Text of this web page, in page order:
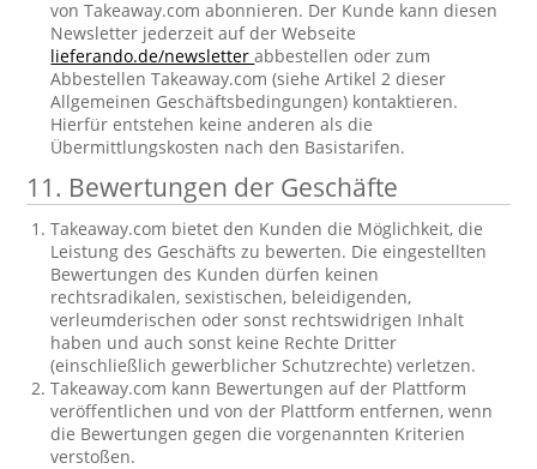
von Takeaway.com abonnieren. Der Kunde kann diesen
Newsletter jederzeit auf der Webseite
lieferando.de/newsletterabbestellen oder zum
Abbestellen Takeaway.com (siehe Artikel 2 dieser
Allgemeinen Geschäftsbedingungen) kontaktieren.
Hierfür entstehen keine anderen als die
Übermittlungskosten nach den Basistarifen.
11. Bewertungen der Geschäfte
Takeaway.com bietet den Kunden die Möglichkeit, die
Leistung des Geschäfts zu bewerten. Die eingestellten
Bewertungen des Kunden dürfen keinen
rechtsradikalen, sexistischen, beleidigenden,
verleumderischen oder sonst rechtswidrigen Inhalt
haben und auch sonst keine Rechte Dritter
(einschließlich gewerblicher Schutzrechte) verletzen.
Takeaway.com kann Bewertungen auf der Plattform
veröffentlichen und von der Plattform entfernen, wenn
die Bewertungen gegen die vorgenannten Kriterien
verstoßen.